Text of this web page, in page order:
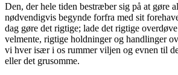
Den, der hele tiden bestræber sig på at gøre
nødvendigvis begynde forfra med sit
dag gøre det rigtige; lade det rigtige
velmente, rigtige holdninger og handlinger
vi hver især i os rummer viljen og evnen til
eller det grusomme.